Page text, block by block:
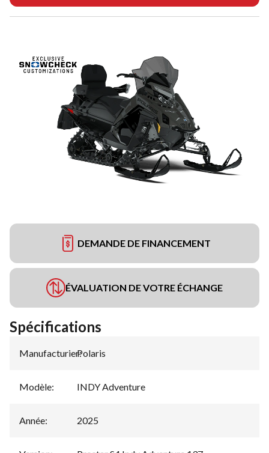
DEMANDE DE FINANCEMENT
ÉVALUATION DE VOTRE ÉCHANGE
Spécifications
Manufacturier:
Polaris
Modèle: INDY Adventure
Année: 2025